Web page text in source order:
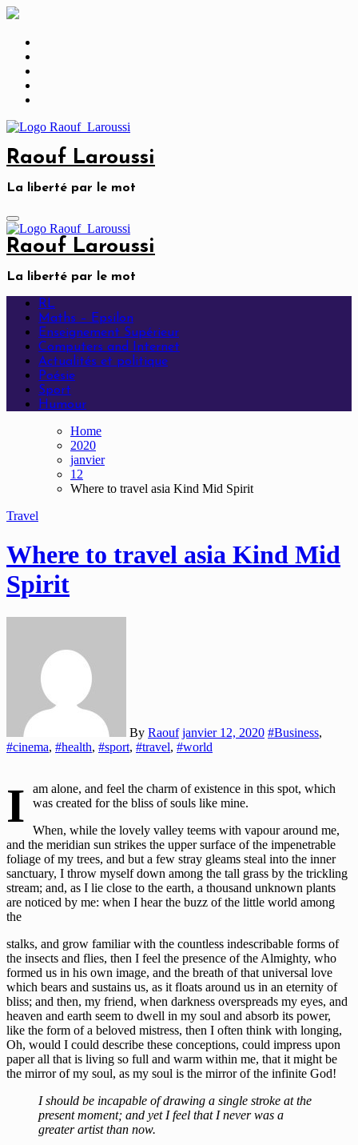
Skip
content
Raouf Laroussi
La liberté par le mot
Raouf Laroussi
La liberté par le mot
RL
Maths – Epsilon
Enseignement Supérieur
Computers and Internet
Actualités et politique
Poésie
Sport
Humour
Home
2020
janvier
12
Where to travel asia Kind Mid Spirit
Travel
Where to travel asia Kind Mid
Spirit
By Raouf janvier 12, 2020 #Business,
#cinema, #health, #sport, #travel, #world
I
am alone, and feel the charm of existence in this spot, which
was created for the bliss of souls like mine.
When, while the lovely valley teems with vapour around me,
and the meridian sun strikes the upper surface of the impenetrable
foliage of my trees, and but a few stray gleams steal into the inner
sanctuary, I throw myself down among the tall grass by the trickling
stream; and, as I lie close to the earth, a thousand unknown plants
are noticed by me: when I hear the buzz of the little world among
the
stalks, and grow familiar with the countless indescribable forms of
the insects and flies, then I feel the presence of the Almighty, who
formed us in his own image, and the breath of that universal love
which bears and sustains us, as it floats around us in an eternity of
bliss; and then, my friend, when darkness overspreads my eyes, and
heaven and earth seem to dwell in my soul and absorb its power,
like the form of a beloved mistress, then I often think with longing,
Oh, would I could describe these conceptions, could impress upon
paper all that is living so full and warm within me, that it might be
the mirror of my soul, as my soul is the mirror of the infinite God!
I should be incapable of drawing a single stroke at the
present moment; and yet I feel that I never was a
greater artist than now.